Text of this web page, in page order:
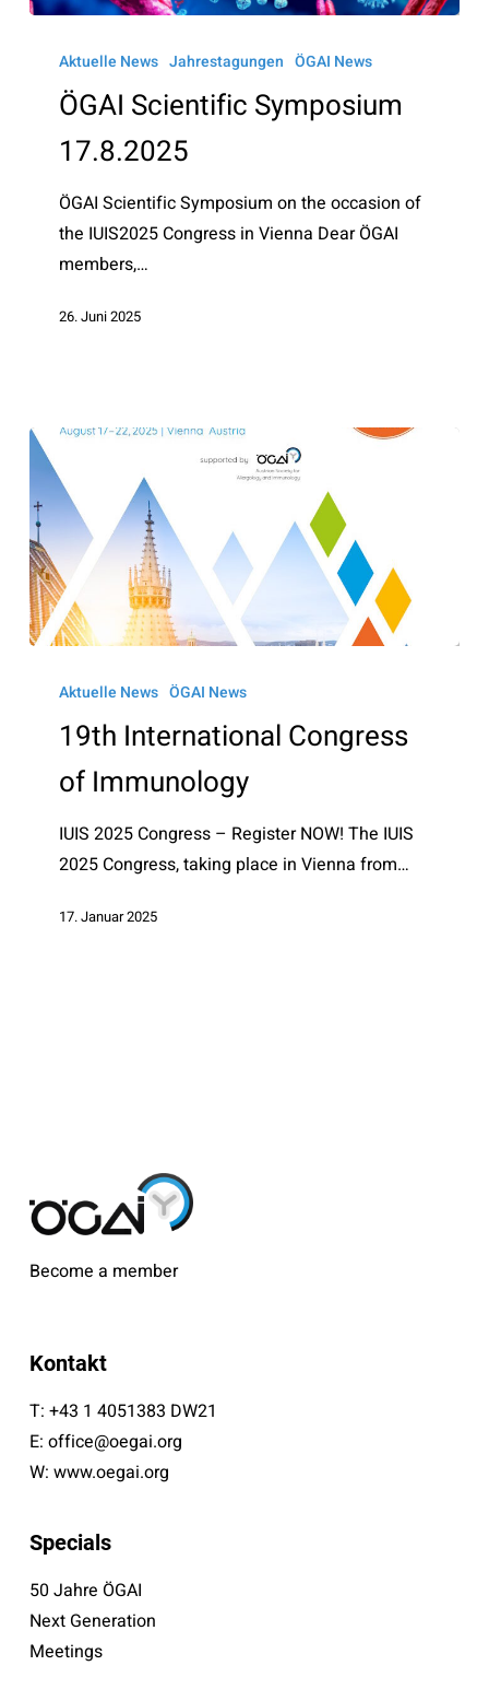
Scientific
Symposium
17.8.2025
Aktuelle News Jahrestagungen ÖGAI News
ÖGAI Scientific Symposium
17.8.2025
ÖGAI Scientific Symposium on the occasion of
the IUIS2025 Congress in Vienna Dear ÖGAI
members,…
26. Juni 2025
International
Congress
Immunology
Aktuelle News ÖGAI News
19th International Congress
of Immunology
IUIS 2025 Congress – Register NOW! The IUIS
2025 Congress, taking place in Vienna from…
17. Januar 2025
Become a member
Kontakt
T: +43 1 4051383 DW21
E: office@oegai.org
W: www.oegai.org
Specials
50 Jahre ÖGAI
Next Generation
Meetings